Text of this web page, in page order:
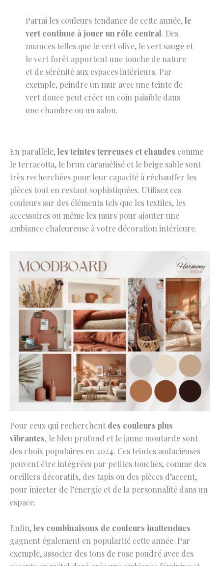
Parmi les couleurs tendance de cette année,le
vert continue à jouer un rôle central. Des
nuances telles que le vert olive, le vert sauge et
le vert forêt apportent une touche de nature
et de sérénité aux espaces intérieurs. Par
exemple, peindre un mur avec une teinte de
vert douce peut créer un coin paisible dans
une chambre ou un salon.
En parallèle,les teintes terreuses et chaudes comme
le terracotta, le brun caramélisé et le beige sable sont
très recherchées pour leur capacité à réchauffer les
pièces tout en restant sophistiquées. Utilisez ces
couleurs sur des éléments tels que les textiles, les
accessoires ou même les murs pour ajouter une
ambiance chaleureuse à votre décoration intérieure.
Pour ceux qui recherchent des couleurs plus
vibrantes, le bleu profond et le jaune moutarde sont
des choix populaires en 2024. Ces teintes audacieuses
peuvent être intégrées par petites touches, comme des
oreillers décoratifs, des tapis ou des pièces d’accent,
pour injecter de l’énergie et de la personnalité dans un
espace.
Enfin,les combinaisons de couleurs inattendues
gagnent également en popularité cette année. Par
exemple, associer des tons de rose poudré avec des